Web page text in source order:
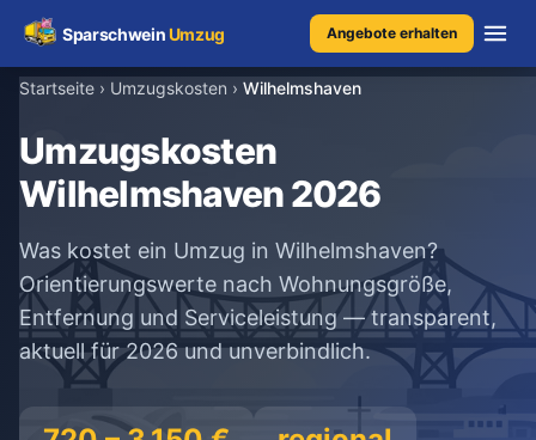
SparschweinUmzug Angebote erhalten
Umzugskosten
Kostenrechner
Ratgeber
Erfahrungen
Startseite › Umzugskosten › Wilhelmshaven
Umzugskosten
Wilhelmshaven 2026
Was kostet ein Umzug in Wilhelmshaven?
Orientierungswerte nach Wohnungsgröße,
Entfernung und Serviceleistung — transparent,
aktuell für 2026 und unverbindlich.